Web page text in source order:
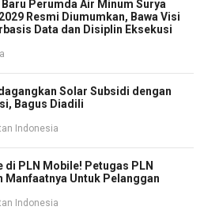
Perumda Air Minum Surya
Resmi Diumumkan, Bawa Visi
Data dan Disiplin Eksekusi
Solar Subsidi dengan
Bagus Diadili
Indonesia
di PLN Mobile! Petugas PLN
Manfaatnya Untuk Pelanggan
Indonesia